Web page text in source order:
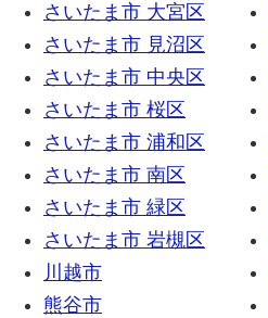
さいたま市 大宮区
さいたま市 見沼区
さいたま市 中央区
さいたま市 桜区
さいたま市 浦和区
さいたま市 南区
さいたま市 緑区
さいたま市 岩槻区
川越市
熊谷市